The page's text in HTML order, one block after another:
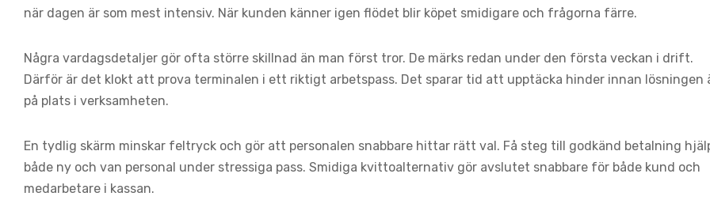
när dagen är som mest intensiv. När kunden känner igen flödet blir köpet smidigare och frågorna färre.
Några vardagsdetaljer gör ofta större skillnad än man först tror. De märks redan under den första veckan i drift.
Därför är det klokt att prova terminalen i ett riktigt arbetspass. Det sparar tid att upptäcka hinder innan lösningen
på plats i verksamheten.
En tydlig skärm minskar feltryck och gör att personalen snabbare hittar rätt val. Få steg till godkänd betalning
både ny och van personal under stressiga pass. Smidiga kvittoalternativ gör avslutet snabbare för både kund och
medarbetare i kassan.